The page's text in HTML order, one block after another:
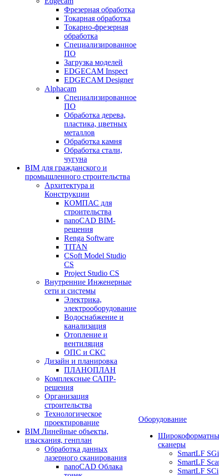
Фрезерная обработка
Токарная обработка
Токарно-фрезерная
обработка
Специализированное
ПО
Загрузка моделей
EDGECAM Inspect
EDGECAM Designer
Alphacam
Специализированное
ПО
Обработка дерева,
пластика, цветных
металлов
Обработка камня
Обработка стали,
чугуна
BIM для гражданского и
промышленного строительства
Архитектура и
Конструкции
КОМПАС для
строительства
nanoCAD BIM-
решения
Renga Software
TITAN
CSoft Model Studio
CS
Project Studio CS
Внутренние Инженерные
сети и системы
Электрика,
электрооборудование
Водоснабжение и
канализация
Отопление и
вентиляция
ОПС и СКС
Дизайн и планировка
ПЛАНОПЛАН
Комплексные САПР-
решения
Организация
строительства
Технологическое
проектирование
BIM Линейные объекты,
изыскания, генплан
Обработка данных
лазерного сканирования
nanoCAD Облака
Оборудование
сканеры
SmartLF SGi
SmartLF
SmartLF SCi